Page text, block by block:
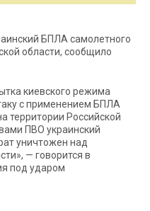
БПЛА самолетного
области, сообщило
киевского режима
c применением БПЛА
территории Российской
ПВО украинский
уничтожен над
— говорится в
под ударом